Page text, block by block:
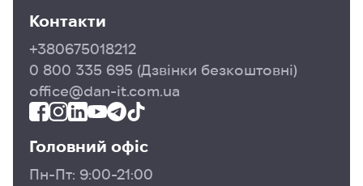
роботи та самопрезентації
для тих, хто хоче стати програмістом з нуля або
має бажання вдосконалити свої знання
Контакти
+380675018212
0 800 335 695 (Дзвінки безкоштовні)
office@dan-it.com.ua
Головний офіс
Пн-Пт: 9:00-21:00